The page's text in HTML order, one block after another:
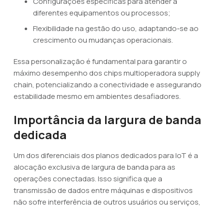
diferentes equipamentos ou processos;
Flexibilidade na gestão do uso, adaptando-se ao
crescimento ou mudanças operacionais.
Essa personalização é fundamental para garantir o
máximo desempenho dos chips multioperadora supply
chain, potencializando a conectividade e assegurando
estabilidade mesmo em ambientes desafiadores.
Importância da largura de banda
dedicada
Um dos diferenciais dos planos dedicados para IoT é a
alocação exclusiva de largura de banda para as
operações conectadas. Isso significa que a
transmissão de dados entre máquinas e dispositivos
não sofre interferência de outros usuários ou serviços,